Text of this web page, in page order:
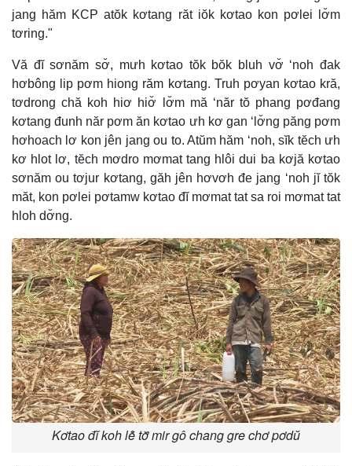
jang hăm KCP atŏk kơtang răt iŏk kơtao kon pơlei lơ̆m
tơring."
Vă đĭ sơnăm sơ̆, mưh kơtao tŏk bŏk bluh vơ̆ ‘noh đak
hơbông lip pơm hiong răm kơtang. Truh pơyan kơtao kră,
tơdrong chă koh hiơ hiơ̆ lơ̆m mă ‘năr tŏ phang pơđang
kơtang đunh năr pơm ăn kơtao ưh kơ gan ‘lơ̆ng păng pơm
hơhoach lơ kon jên jang ou to. Atŭm hăm ‘noh, sĭk tĕch ưh
kơ hlot lơ, tĕch mơdro mơmat tang hlôi dui ba kơjă kơtao
sơnăm ou tơjur kơtang, găh jên hơvơh đe jang ‘noh jĭ tŏk
măt, kon pơlei pơtamw kơtao đĭ mơmat tat sa roi mơmat tat
hloh dơ̆ng.
Kơtao đĭ koh lê̆ tơ̆ mir gô chang gre chơ pơdŭ